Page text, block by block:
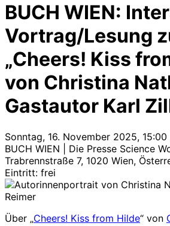
BUCH WIEN:
Vortrag/Lesung
„Cheers! Kiss
von Christina
Gastautor Karl
Sonntag, 16. November 2025, 15:00
BUCH WIEN | Die Presse Science
Trabrennstraße 7, 1020 Wien,
Eintritt: frei
Reimer
Über „Cheers! Kiss from Hilde“ von